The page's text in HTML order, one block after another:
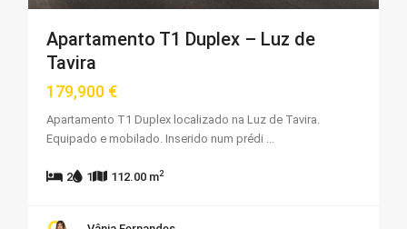
Apartamento T1 Duplex – Luz de
Tavira
179,900 €
Apartamento T1 Duplex localizado na Luz de Tavira.
Equipado e mobilado. Inserido num prédi ...
2 1 112.00 m2